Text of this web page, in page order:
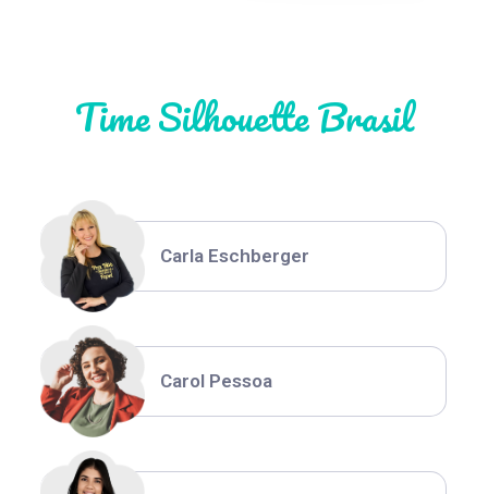
Time Silhouette Brasil
Thiara Ney
Carla Eschberger
Carol Pessoa